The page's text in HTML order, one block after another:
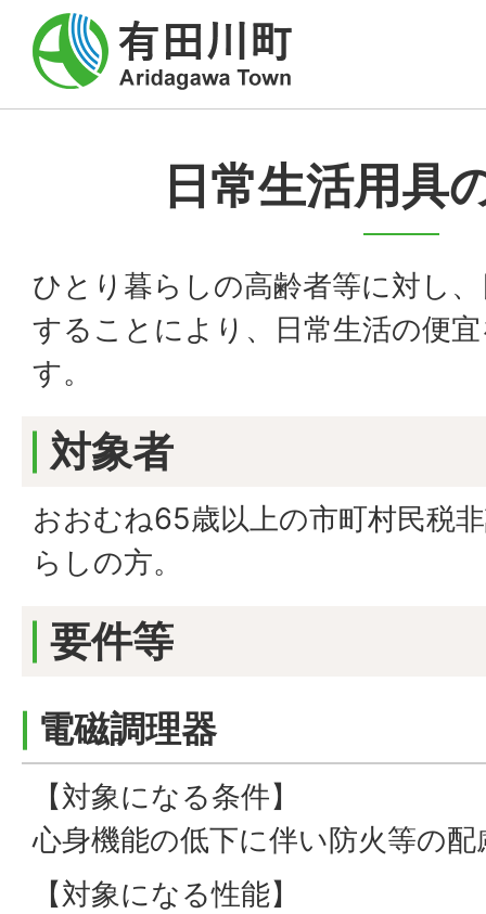
日常生活用具
ひとり暮らしの高齢者等に対し
することにより、日常生活の便
す。
対象者
おおむね65歳以上の市町村民税
らしの方。
要件等
電磁調理器
【対象になる条件】
心身機能の低下に伴い防火等の
【対象になる性能】